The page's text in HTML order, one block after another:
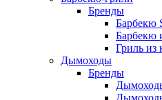
Бренды
Барбекю
Барбекю
Гриль из
Дымоходы
Бренды